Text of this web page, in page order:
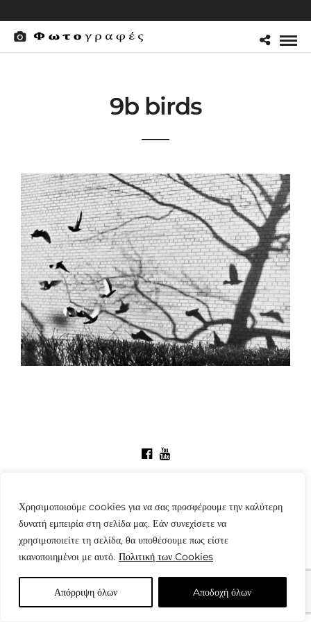
Χρησιμοποιούμε cookies για να σας προσφέρουμε την καλύτερη
δυνατή εμπειρία στη σελίδα μας. Εάν συνεχίσετε να
χρησιμοποιείτε τη σελίδα, θα υποθέσουμε πως είστε
ικανοποιημένοι με αυτό. Πολιτική των Cookies
Απόρριψη όλων Aποδοχή όλων
9b birds